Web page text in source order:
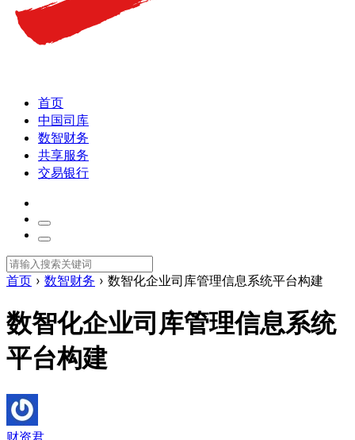
首页
中国司库
数智财务
共享服务
交易银行
首页 › 数智财务 › 数智化企业司库管理信息系统平台构建
数智化企业司库管理信息系统
平台构建
财资君